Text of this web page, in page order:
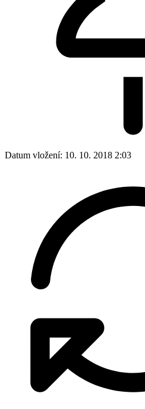
Datum vložení: 10. 10. 2018 2:03